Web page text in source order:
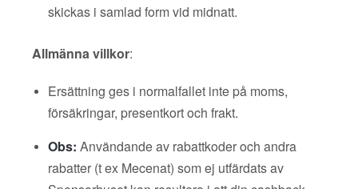
skickas i samlad form vid midnatt.
Allmänna villkor:
Ersättning ges i normalfallet inte på moms,
försäkringar, presentkort och frakt.
Obs: Användande av rabattkoder och andra
rabatter (t ex Mecenat) som ej utfärdats av